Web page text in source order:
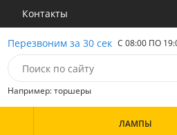
Контакты
Перезвоним за 30 сек С 08:00 ПО
Например: торшеры
ЛАМПЫ